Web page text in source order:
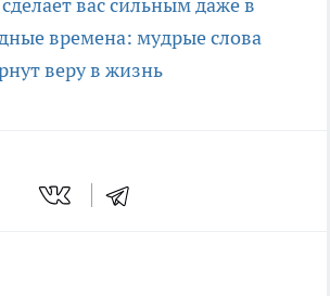
вас сильным даже в
времена: мудрые слова
веру в жизнь